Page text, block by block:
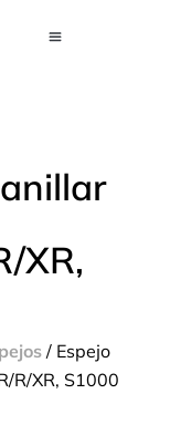
XR,
/ Espejo
R/XR, S1000